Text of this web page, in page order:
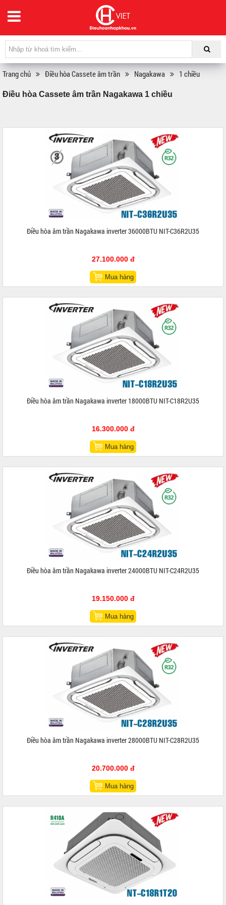
Trang chủ Điều hòa Cassete âm trần Nagakawa 1 chiều
Điều hòa Cassete âm trần Nagakawa 1 chiều
Điều hòa âm trần Nagakawa inverter 36000BTU NIT-C36R2U35
27.100.000 đ
Mua hàng
Điều hòa âm trần Nagakawa inverter 18000BTU NIT-C18R2U35
16.300.000 đ
Mua hàng
Điều hòa âm trần Nagakawa inverter 24000BTU NIT-C24R2U35
19.150.000 đ
Mua hàng
Điều hòa âm trần Nagakawa inverter 28000BTU NIT-C28R2U35
20.700.000 đ
Mua hàng